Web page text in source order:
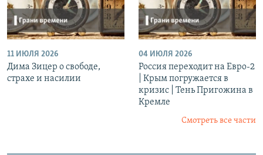
11 ИЮЛЯ 2026
Дима Зицер о свободе,
страхе и насилии
04 ИЮЛЯ 2026
Россия переходит на Евро-2
| Крым погружается в
кризис | Тень Пригожина в
Кремле
Смотреть все части